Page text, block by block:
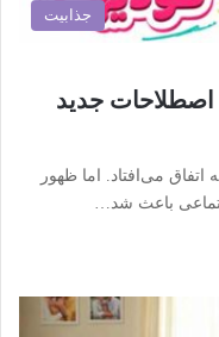
جذابیت
اصطلاحات جدید
می‌افتاد. اما ظهور
باعث شد…